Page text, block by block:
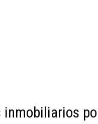
inmobiliarios